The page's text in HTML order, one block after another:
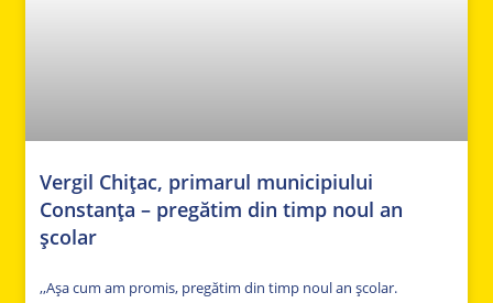
Vergil Chițac, primarul municipiului
Constanța – pregătim din timp noul an
școlar
,,Așa cum am promis, pregătim din timp noul an școlar.